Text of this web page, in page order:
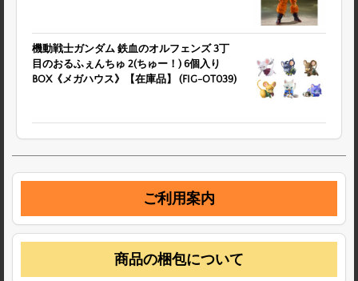
機動戦士ガンダム 鉄血のオルフェンズ 3丁
目のおるふぇんちゅ 2(ちゅー！) 6個入り
BOX《メガハウス》【在庫品】 (FIG-OT039)
ご利用案内
商品の梱包について